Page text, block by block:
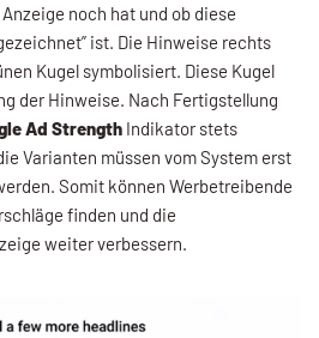
noch hat und ob diese
ist. Die Hinweise rechts
Kugel symbolisiert. Diese Kugel
der Hinweise. Nach Fertigstellung
Ad Strength Indikator stets
Varianten müssen vom System erst
Somit können Werbetreibende
finden und die
weiter verbessern.